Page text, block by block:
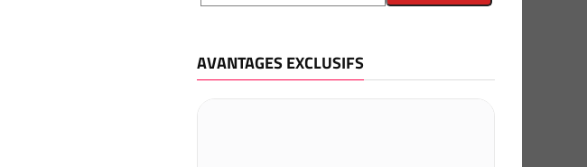
AVANTAGES EXCLUSIFS